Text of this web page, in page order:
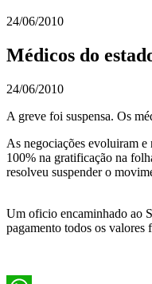
24/06/2010
Médicos do
24/06/2010
A greve foi suspensa. Os
As negociações evoluiram
100% na gratificação na
resolveu suspender o
Um oficio encaminhado ao
pagamento todos os